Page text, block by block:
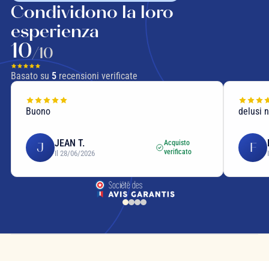
Condividono la loro
esperienza
10/10
Basato su 5recensioni verificate
Buono
J JEAN T.
Il 28/06/2026
Acquisto
verificato
delusi
F